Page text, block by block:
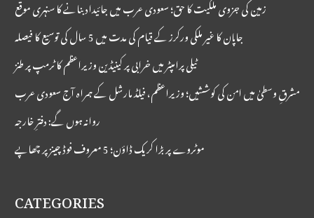
زمین کی جزوی ملکیت کا حق؛ سعودی عرب میں جائیداد بنانے کا سنہری موقع
جاپان کا غیر ملکی ورکرز کے قیام کی مدت میں 5 سال کی توسیع کا فیصلہ
ٹیلی پرامپٹر میں خرابی پر کینیڈین وزیراعظم کا ٹرمپ پر طنز
مشرقِ وسطیٰ میں امن کی کوششیں؛ وزیراعظم، فیلڈ مارشل کے ہمراہ آج سعودی عرب
روانہ ہوں گے: دفترِ خارجہ
موٹروے پر بڑا کریک ڈاؤن؛ 5 معروف فوڈ چینز پر چھاپے
CATEGORIES